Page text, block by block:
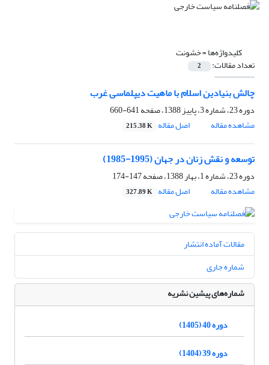
کلیدواژه‌ها =خشونت
تعداد مقالات: 2
چالش بنیادین اسلام با ماهیت دیپلماسی غرب ‏
دوره 23، شماره 3، پاییز 1388، صفحه
641-660
مشاهده مقاله
اصل مقاله 215.38 K
توسعه و نقش زنان در جهان (1995-1985)‏
دوره 23، شماره 1، بهار 1388، صفحه
147-174
مشاهده مقاله
اصل مقاله 327.89 K
مقالات آماده انتشار
شماره جاری
شماره‌های پیشین نشریه
دوره 40 (1405)
دوره 39 (1404)